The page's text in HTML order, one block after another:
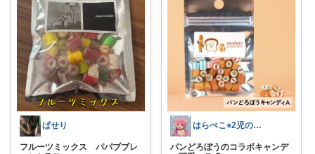
ぱせり
フルーツミックス パパブブレ
はらぺこ⭐︎2児のママ
パンどろぼうのコラボキャンデ